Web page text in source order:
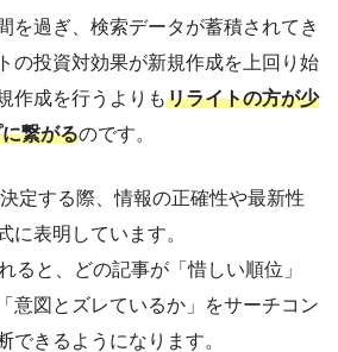
を過ぎ、検索データが蓄積されてき
の投資対効果が新規作成を上回り始
作成を行うよりもリライトの方が少
繋がるのです。
定する際、情報の正確性や最新性
に表明しています。
ると、どの記事が「惜しい順位」
意図とズレているか」をサーチコン
できるようになります。